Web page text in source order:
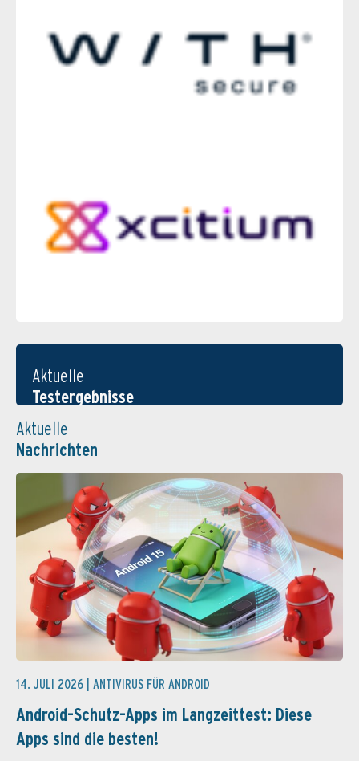
Aktuelle
Testergebnisse
Aktuelle
Nachrichten
14. JULI 2026 | ANTIVIRUS FÜR ANDROID
Android-Schutz-Apps im Langzeittest: Diese
Apps sind die besten!